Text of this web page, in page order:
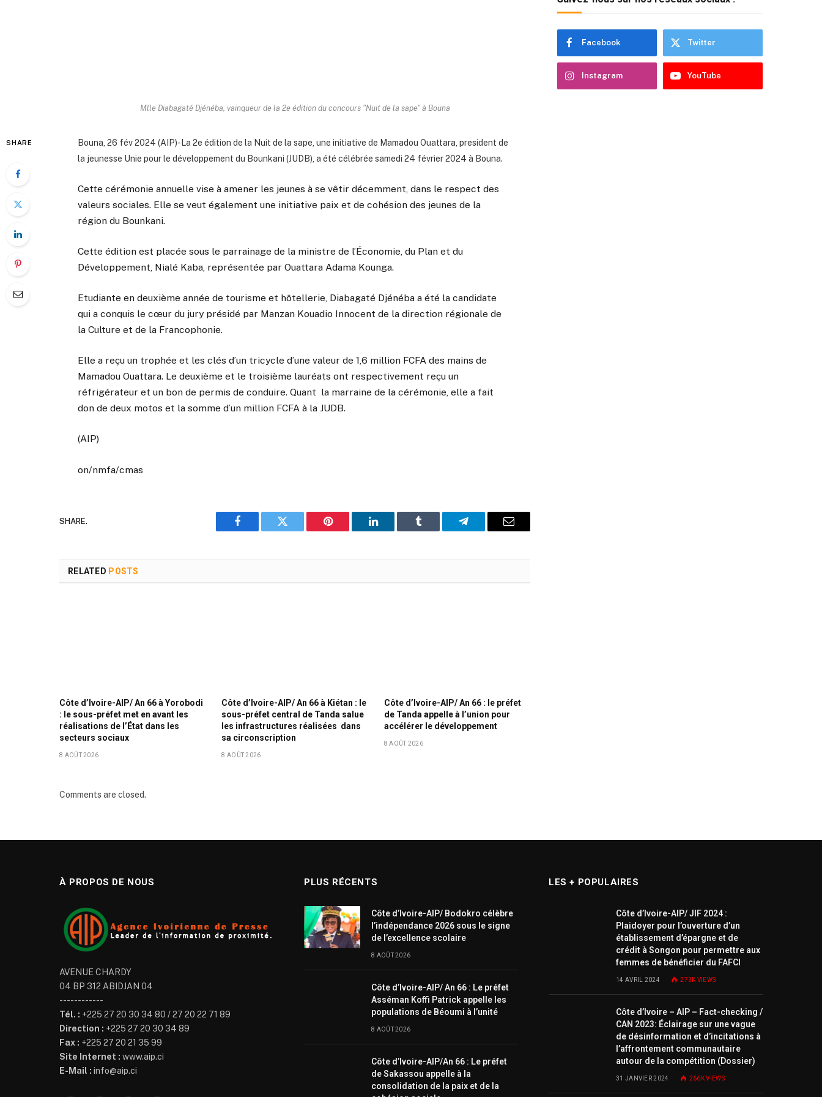
Mlle Diabagaté Djénéba, vainqueur de la 2e édition du concours "Nuit de la sape" à Bouna
SHARE
Bouna, 26 fév 2024 (AIP)-La 2e édition de la Nuit de la sape, une initiative de Mamadou Ouattara, president de
la jeunesse Unie pour le développement du Bounkani (JUDB), a été célébrée samedi 24 février 2024 à Bouna.
Cette cérémonie annuelle vise à amener les jeunes à se vêtir décemment, dans le respect des
valeurs sociales. Elle se veut également une initiative paix et de cohésion des jeunes de la
région du Bounkani.
Cette édition est placée sous le parrainage de la ministre de l’Économie, du Plan et du
Développement, Nialé Kaba, représentée par Ouattara Adama Kounga.
Etudiante en deuxième année de tourisme et hôtellerie, Diabagaté Djénéba a été la candidate
qui a conquis le cœur du jury présidé par Manzan Kouadio Innocent de la direction régionale de
la Culture et de la Francophonie.
Elle a reçu un trophée et les clés d’un tricycle d’une valeur de 1,6 million FCFA des mains de
Mamadou Ouattara. Le deuxième et le troisième lauréats ont respectivement reçu un
réfrigérateur et un bon de permis de conduire. Quant la marraine de la cérémonie, elle a fait
don de deux motos et la somme d’un million FCFA à la JUDB.
(AIP)
on/nmfa/cmas
SHARE.
Facebook Twitter Pinterest LinkedIn Tumblr Telegram Email
RELATED POSTS
Côte d’Ivoire-AIP/ An 66 à Yorobodi
: le sous-préfet met en avant les
réalisations de l’État dans les
secteurs sociaux
8 AOÛT 2026
Côte d’Ivoire-AIP/ An 66 à Kiétan : le
sous-préfet central de Tanda salue
les infrastructures réalisées dans
sa circonscription
8 AOÛT 2026
Côte d’Ivoire-AIP/ An 66 : le préfet
de Tanda appelle à l’union pour
accélérer le développement
8 AOÛT 2026
Comments are closed.
Facebook Twitter
Instagram YouTube
À PROPOS DE NOUS
AVENUE CHARDY
04 BP 312 ABIDJAN 04
------------
Tél. : +225 27 20 30 34 80 / 27 20 22 71 89
Direction : +225 27 20 30 34 89
Fax : +225 27 20 21 35 99
Site Internet : www.aip.ci
E-Mail : info@aip.ci
PLUS RÉCENTS
Côte d’Ivoire-AIP/ Bodokro célèbre
l’indépendance 2026 sous le signe
de l’excellence scolaire
8 AOÛT 2026
Côte d’Ivoire-AIP/ An 66 : Le préfet
Asséman Koffi Patrick appelle les
populations de Béoumi à l’unité
8 AOÛT 2026
Côte d’Ivoire-AIP/An 66 : Le préfet
de Sakassou appelle à la
consolidation de la paix et de la
LES + POPULAIRES
Côte d’Ivoire-AIP/ JIF 2024 :
Plaidoyer pour l’ouverture d’un
établissement d’épargne et de
crédit à Songon pour permettre aux
femmes de bénéficier du FAFCI
14 AVRIL 2024 273K VIEWS
Côte d’Ivoire – AIP – Fact-checking /
CAN 2023: Éclairage sur une vague
de désinformation et d’incitations à
l’affrontement communautaire
autour de la compétition (Dossier)
31 JANVIER 2024 266KVIEWS